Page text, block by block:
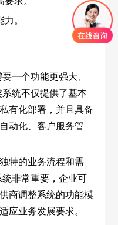
。
一个功能更强大、
统不仅提供了基本
有化部署，并且具备
动化、客户服务管
特的业务流程和需
非常重要，企业可
商调整系统的功能模
应业务发展要求。